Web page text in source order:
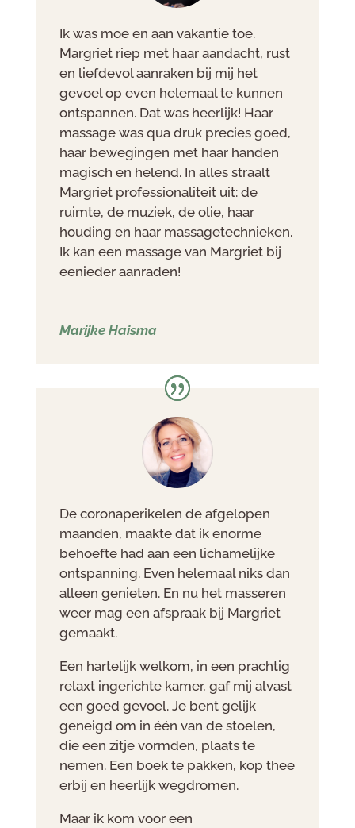
Ik was moe en aan vakantie toe.
Margriet riep met haar aandacht, rust
en liefdevol aanraken bij mij het
gevoel op even helemaal te kunnen
ontspannen. Dat was heerlijk! Haar
massage was qua druk precies goed,
haar bewegingen met haar handen
magisch en helend. In alles straalt
Margriet professionaliteit uit: de
ruimte, de muziek, de olie, haar
houding en haar massagetechnieken.
Ik kan een massage van Margriet bij
eenieder aanraden!
Marijke Haisma
De coronaperikelen de afgelopen
maanden, maakte dat ik enorme
behoefte had aan een lichamelijke
ontspanning. Even helemaal niks dan
alleen genieten. En nu het masseren
weer mag een afspraak bij Margriet
gemaakt.
Een hartelijk welkom, in een prachtig
relaxt ingerichte kamer, gaf mij alvast
een goed gevoel. Je bent gelijk
geneigd om in één van de stoelen,
die een zitje vormden, plaats te
nemen. Een boek te pakken, kop thee
erbij en heerlijk wegdromen.
Maar ik kom voor een